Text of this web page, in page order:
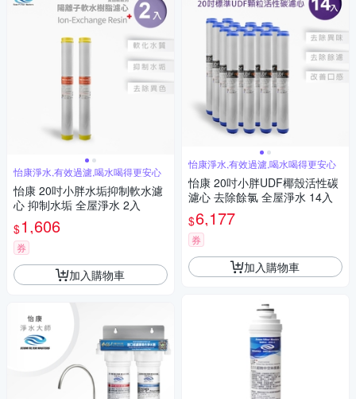
怡康淨水,有效過濾,喝水喝得更安心
怡康 20吋小胖水垢抑制軟水濾
心 抑制水垢 全屋淨水 2入
$1,606
券
加入購物車
怡康淨水,有效過濾,喝水喝得更安心
怡康 20吋小胖UDF椰殼活性碳
濾心 去除餘氯 全屋淨水 14入
$6,177
券
加入購物車